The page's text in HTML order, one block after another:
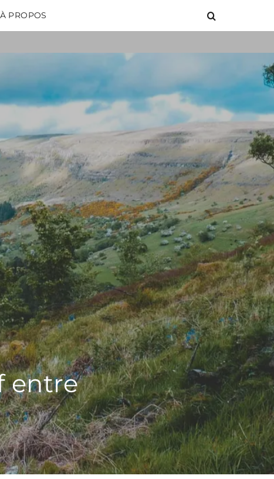
À PROPOS
entre